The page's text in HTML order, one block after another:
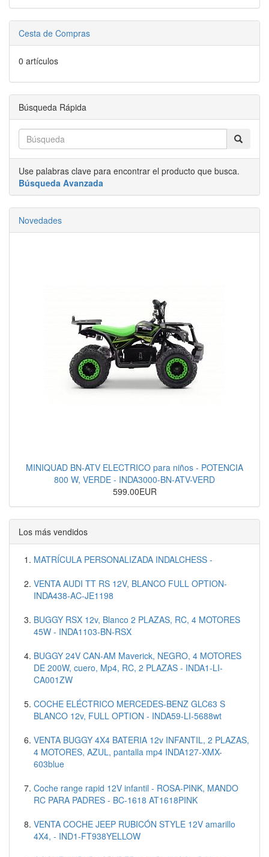
Cesta de Compras
0 artículos
Búsqueda Rápida
Use palabras clave para encontrar el producto que busca.
Búsqueda Avanzada
Novedades
MINIQUAD BN-ATV ELECTRICO para niños - POTENCIA
800 W, VERDE - INDA3000-BN-ATV-VERD
599.00EUR
Los más vendidos
MATRÍCULA PERSONALIZADA INDALCHESS -
VENTA AUDI TT RS 12V, BLANCO FULL OPTION-
INDA438-AC-JE1198
BUGGY RSX 12v, Blanco 2 PLAZAS, RC, 4 MOTORES
45W - INDA1103-BN-RSX
BUGGY 24V CAN-AM Maverick, NEGRO, 4 MOTORES
DE 200W, cuero, Mp4, RC, 2 PLAZAS - INDA1-LI-
CA001ZW
COCHE ELÉCTRICO MERCEDES-BENZ GLC63 S
BLANCO 12v, FULL OPTION - INDA59-LI-5688wt
VENTA BUGGY 4X4 BATERIA 12v INFANTIL, 2 PLAZAS,
4 MOTORES, AZUL, pantalla mp4 INDA127-XMX-
603blue
Coche range rapid 12V infantil - ROSA-PINK, MANDO
RC PARA PADRES - BC-1618 AT1618PINK
VENTA COCHE JEEP RUBICÓN STYLE 12V amarillo
4X4, - IND1-FT938YELLOW